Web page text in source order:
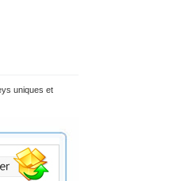
uniques et